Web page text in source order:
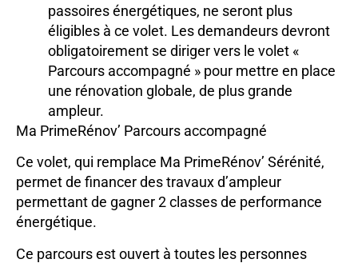
passoires énergétiques, ne seront plus
éligibles à ce volet. Les demandeurs devront
obligatoirement se diriger vers le volet «
Parcours accompagné » pour mettre en place
une rénovation globale, de plus grande
ampleur.
Ma PrimeRénov’ Parcours accompagné
Ce volet, qui remplace Ma PrimeRénov’ Sérénité,
permet de financer des travaux d’ampleur
permettant de gagner 2 classes de performance
énergétique.
Ce parcours est ouvert à toutes les personnes